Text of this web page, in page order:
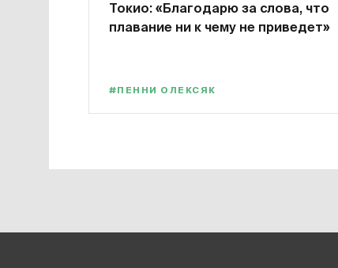
Токио: «Благодарю за слова, что
плавание ни к чему не приведет»
#ПЕННИ ОЛЕКСЯК